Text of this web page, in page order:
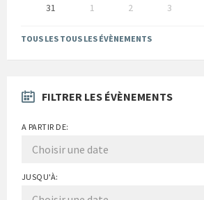
31
1 2 3
to
calendar
TOUS LES TOUS LES ÉVÈNEMENTS
FILTRER LES ÉVÈNEMENTS
A PARTIR DE:
JUSQU'À: